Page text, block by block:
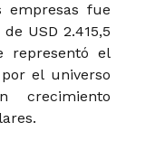
empresas fue
USD 2.415,5
representó el
el universo
crecimiento